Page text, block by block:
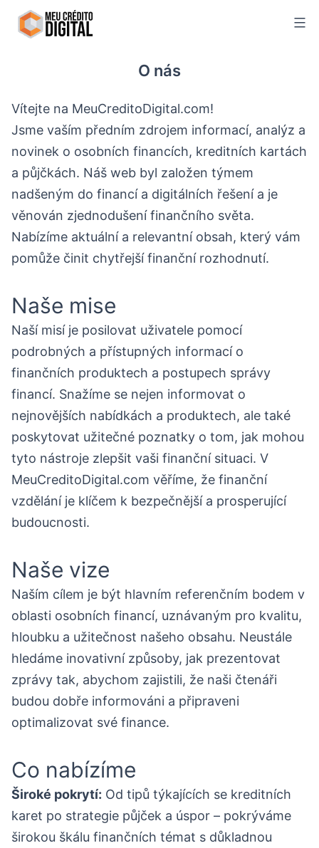
Skip
O nás
Vítejte na MeuCreditoDigital.com!
Jsme vaším předním zdrojem informací, analýz a
novinek o osobních financích, kreditních kartách
a půjčkách. Náš web byl založen týmem
nadšeným do financí a digitálních řešení a je
věnován zjednodušení finančního světa.
Nabízíme aktuální a relevantní obsah, který vám
pomůže činit chytřejší finanční rozhodnutí.
Naše mise
Naší misí je posilovat uživatele pomocí
podrobných a přístupných informací o
finančních produktech a postupech správy
financí. Snažíme se nejen informovat o
nejnovějších nabídkách a produktech, ale také
poskytovat užitečné poznatky o tom, jak mohou
tyto nástroje zlepšit vaši finanční situaci. V
MeuCreditoDigital.com věříme, že finanční
vzdělání je klíčem k bezpečnější a prosperující
budoucnosti.
Naše vize
Naším cílem je být hlavním referenčním bodem v
oblasti osobních financí, uznávaným pro kvalitu,
hloubku a užitečnost našeho obsahu. Neustále
hledáme inovativní způsoby, jak prezentovat
zprávy tak, abychom zajistili, že naši čtenáři
budou dobře informováni a připraveni
optimalizovat své finance.
Co nabízíme
Široké pokrytí: Od tipů týkajících se kreditních
karet po strategie půjček a úspor – pokrýváme
širokou škálu finančních témat s důkladnou